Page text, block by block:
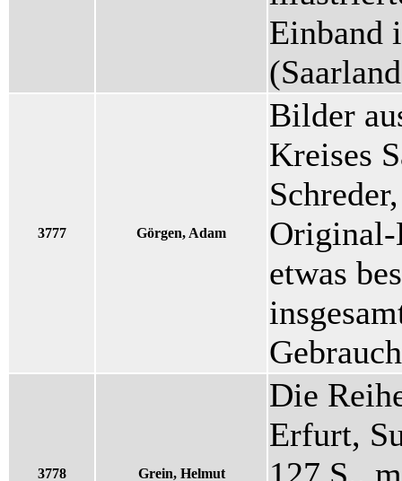
Einband
3777 Görgen, Adam
Bilder
Kreises
Original-
etwas
3778 Grein, Helmut
Die
Erfurt,